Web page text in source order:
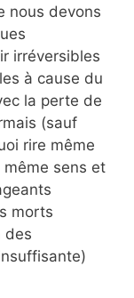
nous devons
irréversibles
à cause du
la perte de
(sauf
rire même
sens et
morts
des